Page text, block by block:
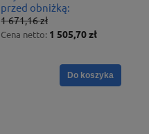
przed obniżką:
1 671,16 zł
Cena netto: 1 505,70 zł
Do koszyka